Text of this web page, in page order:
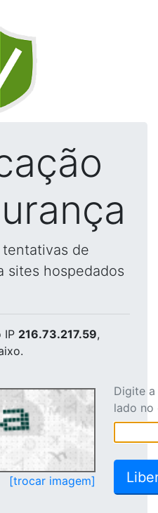
de
sites hospedados
IP 216.73.217.59,
[trocar imagem]
Digite
lado no